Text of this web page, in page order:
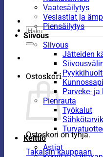
Etsi:
Ostoskori
Ostoskori on tyhjä.
Takaisin kauppaan
Vaatesäilytys
Vesiastiat ja
Piensäilytys
Siivous
Siivous
Jätteiden
Parveke-
Pienrauta
Työkalut
Keittiö
Astiat